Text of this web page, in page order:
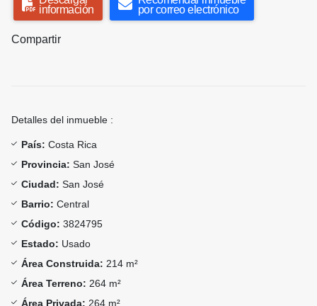
información
por correo electrónico
Compartir
Detalles del inmueble :
País: Costa Rica
Provincia: San José
Ciudad: San José
Barrio: Central
Código: 3824795
Estado: Usado
Área Construida: 214 m²
Área Terreno: 264 m²
Área Privada: 264 m²